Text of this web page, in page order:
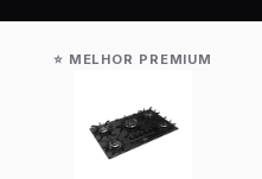
⭐ MELHOR PREMIUM